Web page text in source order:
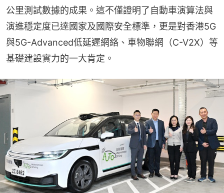
公里測試數據的成果。這不僅證明了自動車演算法與
演進穩定度已達國家及國際安全標準，更是對香港5G
與5G-Advanced低延遲網絡、車物聯網（C-V2X）等
基礎建設實力的一大肯定。